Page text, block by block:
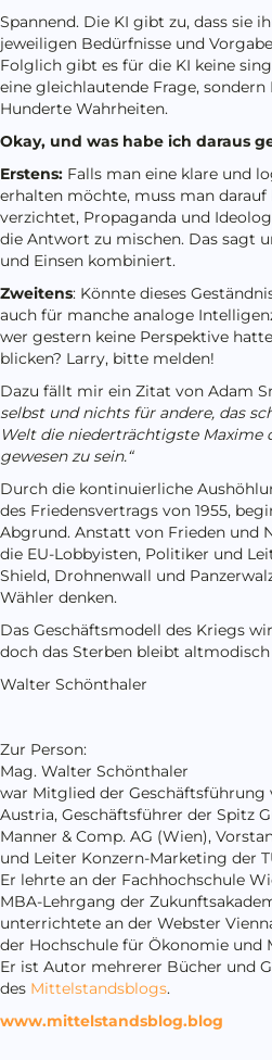
Spannend. Die KI gibt zu, dass sie
jeweiligen Bedürfnisse und
Folglich gibt es für die KI keine
eine gleichlautende Frage,
Hunderte Wahrheiten.
Okay, und was habe ich daraus
Erstens: Falls man eine klare und
erhalten möchte, muss man darauf
verzichtet, Propaganda und
die Antwort zu mischen. Das sagt
und Einsen kombiniert.
Zweitens: Könnte dieses
auch für manche analoge
wer gestern keine Perspektive
blicken? Larry, bitte melden!
Dazu fällt mir ein Zitat von Adam
selbst und nichts für andere, das
Welt die niederträchtigste Maxime
gewesen zu sein.“
Durch die kontinuierliche
des Friedensvertrags von 1955,
Abgrund. Anstatt von Frieden und
die EU-Lobbyisten, Politiker und
Shield, Drohnenwall und
Wähler denken.
Das Geschäftsmodell des Kriegs
doch das Sterben bleibt
Walter Schönthaler
Zur Person:
Mag. Walter Schönthaler
war Mitglied der Geschäftsführung
Austria, Geschäftsführer der Spitz
Manner & Comp. AG (Wien),
und Leiter Konzern-Marketing der
Er lehrte an der Fachhochschule
MBA-Lehrgang der
unterrichtete an der Webster
der Hochschule für Ökonomie und
Er ist Autor mehrerer Bücher und
des Mittelstandsblogs.
www.mittelstandsblog.blog